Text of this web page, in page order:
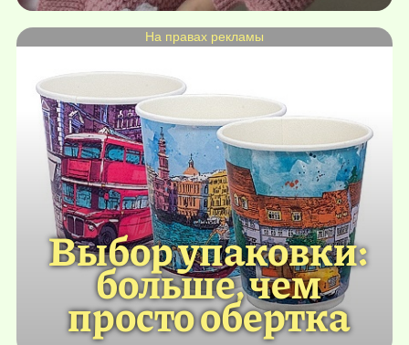
Выбор упаковки:
больше, чем
просто обертка
На правах рекламы